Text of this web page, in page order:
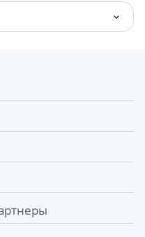
шалфей
большой
87 грн.
лица п/